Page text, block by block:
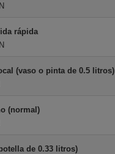
rápida
(vaso o pinta de 0.5 litros)
(normal)
de 0.33 litros)